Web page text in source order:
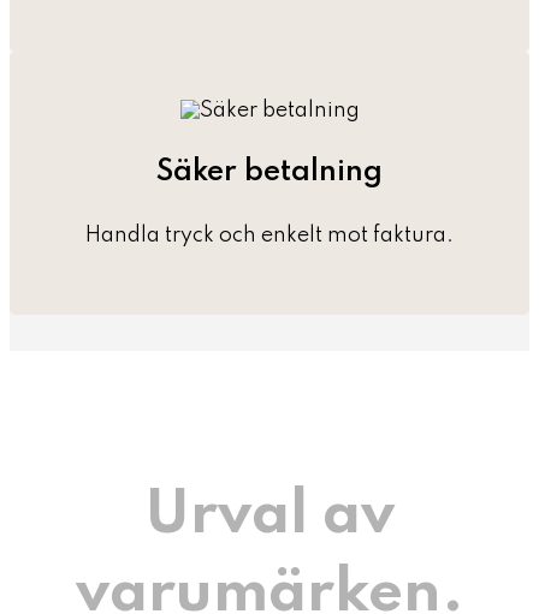
Säker betalning
Handla tryck och enkelt mot faktura.
Urval av
varumärken.